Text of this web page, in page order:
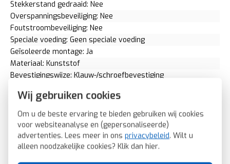
Wij gebruiken cookies
Om u de beste ervaring te bieden gebruiken wij cookies
voor websiteanalyse en (gepersonaliseerde)
advertenties. Lees meer in ons privacybeleid. Wilt u
alleen noodzakelijke cookies? Klik dan hier.
Stekkerstand gedraaid: Nee
Overspanningsbeveiliging: Nee
Foutstroombeveiliging: Nee
Speciale voeding: Geen speciale voeding
Geïsoleerde montage: Ja
Materiaal: Kunststof
Bevestigingswijze: Klauw-/schroefbevestiging
Opdruk/indicatie: Geen
RAL-nummer (vergelijkbaar): 7021
Slagvastheid: IK02
Transparant: Nee
Uitvoering oppervlakte: Mat